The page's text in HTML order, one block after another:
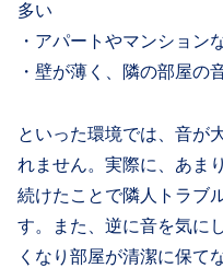
多い
・アパートやマンション
・壁が薄く、隣の部屋の
といった環境では、音が
れません。実際に、あま
続けたことで隣人トラブ
す。また、逆に音を気に
くなり部屋が清潔に保て